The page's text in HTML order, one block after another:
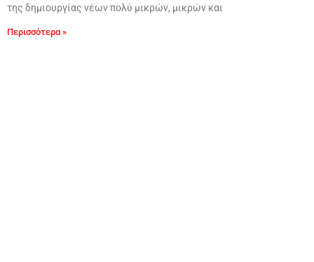
της δημιουργίας νέων πολύ μικρών, μικρών και
Περισσότερα »